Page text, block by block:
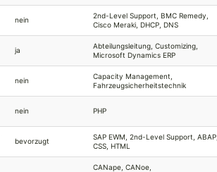
nein
2nd-Level Support, BMC Remedy,
Cisco Meraki, DHCP, DNS
ja
Abteilungsleitung, Customizing,
Microsoft Dynamics ERP
nein
Capacity Management,
Fahrzeugsicherheitstechnik
nein PHP
bevorzugt
SAP EWM, 2nd-Level Support, ABAP,
CSS, HTML
CANape, CANoe,